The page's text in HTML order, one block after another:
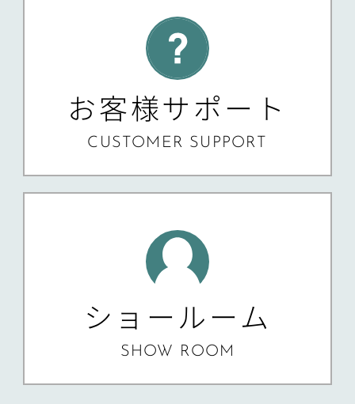
お客様サポート
CUSTOMER SUPPORT
ショールーム
SHOW ROOM